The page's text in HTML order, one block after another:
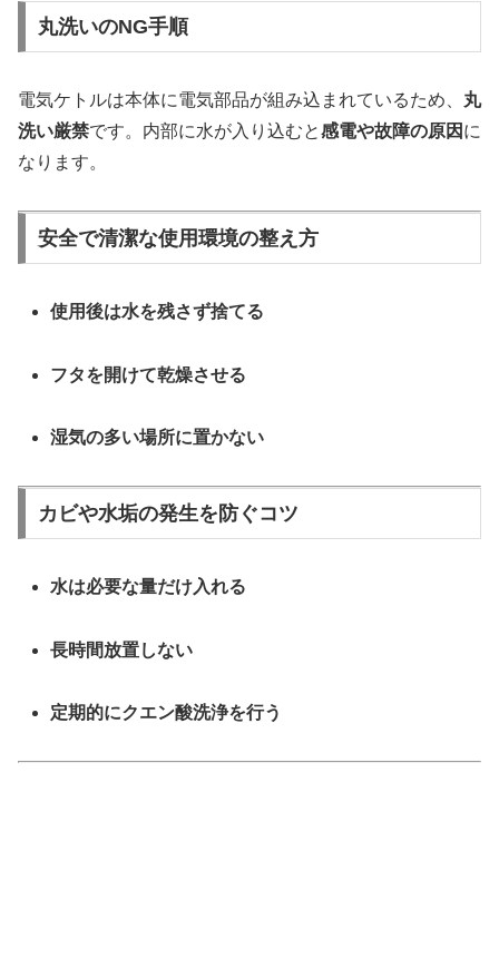
丸洗いのNG手順
電気ケトルは本体に電気部品が組み込まれているため、 丸
洗い厳禁です。内部に水が入り込むと感電や故障の原因 に
なります。
安全で清潔な使用環境の整え方
使用後は水を残さず捨てる
フタを開けて乾燥させる
湿気の多い場所に置かない
カビや水垢の発生を防ぐコツ
水は必要な量だけ入れる
長時間放置しない
定期的にクエン酸洗浄を行う